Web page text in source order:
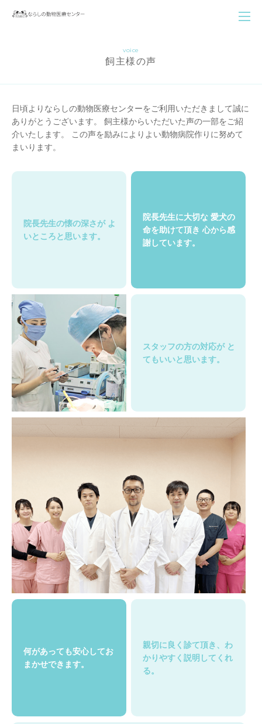
voice
飼主様の声
日頃よりならしの動物医療センターをご利用いただきまして誠に
ありがとうございます。
飼主様からいただいた声の一部をご紹
介いたします。
この声を励みによりよい動物病院作りに努めて
まいります。
院長先生の懐の深さがよ
いところと思います。
院長先生に大切な 愛犬の
命を助けて頂き 心から感
謝しています。
スタッフの方の対応がと
てもいいと思います。
何があっても安心してお
まかせできます。
親切に良く診て頂き、 わ
かりやすく説明してくれ
る。